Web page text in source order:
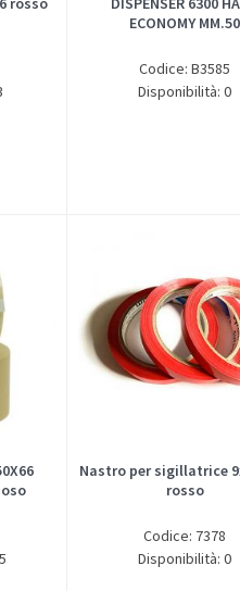
ECONOMY MM.50
Codice: B3585
Disponibilità: 0
Nastro per sigillatrice
rosso
Codice: 7378
Disponibilità: 0